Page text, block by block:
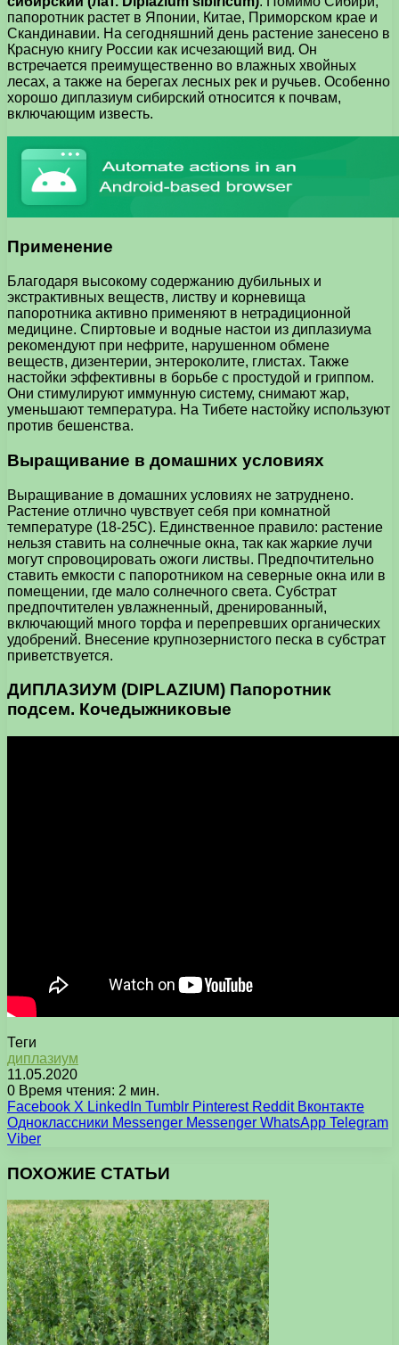
папоротник растет в Японии, Китае, Приморском крае и
Скандинавии. На сегодняшний день растение занесено в
Красную книгу России как исчезающий вид. Он
встречается преимущественно во влажных хвойных
лесах, а также на берегах лесных рек и ручьев. Особенно
хорошо диплазиум сибирский относится к почвам,
включающим известь.
Применение
Благодаря высокому содержанию дубильных и
экстрактивных веществ, листву и корневища
папоротника активно применяют в нетрадиционной
медицине. Спиртовые и водные настои из диплазиума
рекомендуют при нефрите, нарушенном обмене
веществ, дизентерии, энтероколите, глистах. Также
настойки эффективны в борьбе с простудой и гриппом.
Они стимулируют иммунную систему, снимают жар,
уменьшают температура. На Тибете настойку используют
против бешенства.
Выращивание в домашних условиях
Выращивание в домашних условиях не затруднено.
Растение отлично чувствует себя при комнатной
температуре (18-25С). Единственное правило: растение
нельзя ставить на солнечные окна, так как жаркие лучи
могут спровоцировать ожоги листвы. Предпочтительно
ставить емкости с папоротником на северные окна или в
помещении, где мало солнечного света. Субстрат
предпочтителен увлажненный, дренированный,
включающий много торфа и перепревших органических
удобрений. Внесение крупнозернистого песка в субстрат
приветствуется.
ДИПЛАЗИУМ (DIPLAZIUM) Папоротник
подсем. Кочедыжниковые
Теги
диплазиум
11.05.2020
0 Время чтения: 2 мин.
Facebook X LinkedIn Tumblr Pinterest Reddit Вконтакте
Одноклассники Messenger Messenger WhatsApp Telegram
Viber
ПОХОЖИЕ СТАТЬИ